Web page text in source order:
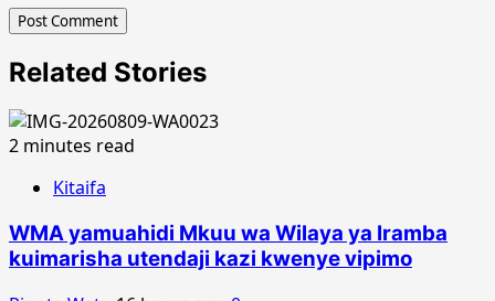
Related Stories
2 minutes read
Kitaifa
WMA yamuahidi Mkuu wa Wilaya ya Iramba
kuimarisha utendaji kazi kwenye vipimo